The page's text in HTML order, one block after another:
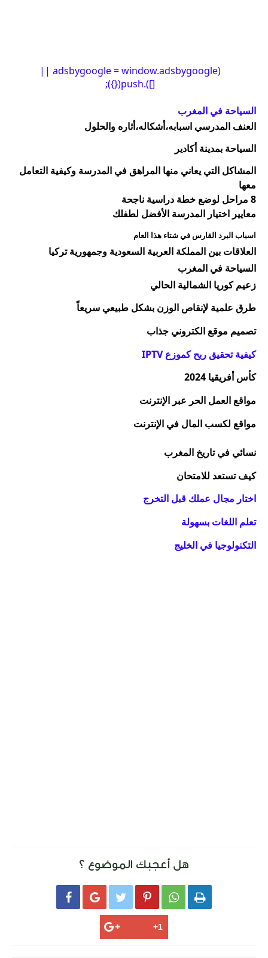
(adsbygoogle = window.adsbygoogle ||
[]).push({});
السياحة في المغرب
العنف المدرسي اسبابه،أشكاله،أثاره والحلول
السياحة بمدينة أكادير
المشاكل التي يعاني منها المراهق في المدرسة وكيفية التعامل
معها
8 مراحل لوضع خطة دراسية ناجحة
معايير اختيار المدرسة الأفضل لطفلك
اسباب البرد القارس في شتاء هذا العام
العلاقات بين المملكة العربية السعودية وجمهورية تركيا
السياحة في المغرب
زعيم كوريا الشمالية الحالي
طرق علمية لإنقاص الوزن بشكل طبيعي سريعاً
تصميم موقع الكتروني جذاب
كيفية تحقيق ربح كموزع IPTV
كأس أفريقيا 2024
مواقع العمل الحر عبر الإنترنت
مواقع لكسب المال في الإنترنت
نسائي في تاريخ المغرب
كيف تستعد للامتحان
اختار مجال عملك قبل التخرج
تعلم اللغات بسهولة
التكنولوجيا في الخليج
هل أعجبك الموضوع ؟
     